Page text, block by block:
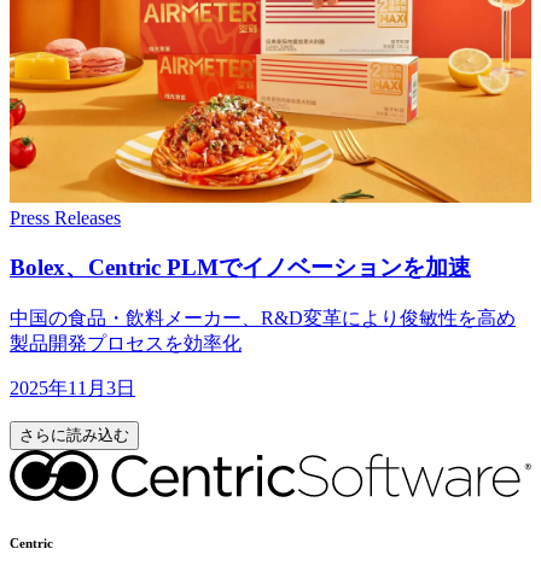
Press Releases
Bolex、 Centric PLMでイノベーションを加速
中国の食品・飲料メーカー、R&D変革により俊敏性を高め
製品開発プロセスを効率化
2025年11月3日
さらに読み込む
Centric